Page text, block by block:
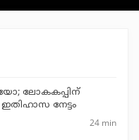
ലോകകപ്പിന്
നേട്ടം
24 min